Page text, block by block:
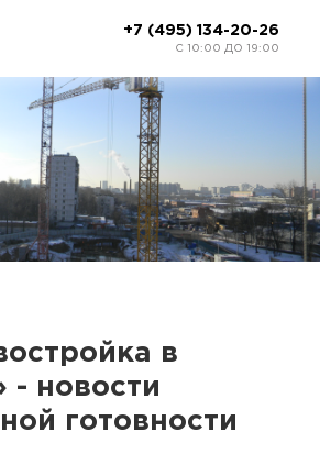
+7 (495) 134-20-26
C 10:00 ДО 19:00
в
- новости
готовности